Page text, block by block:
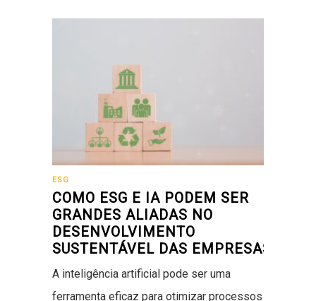
ESG
COMO ESG E IA PODEM SER
GRANDES ALIADAS NO
DESENVOLVIMENTO
SUSTENTÁVEL DAS EMPRESAS
A inteligência artificial pode ser uma
ferramenta eficaz para otimizar processos e